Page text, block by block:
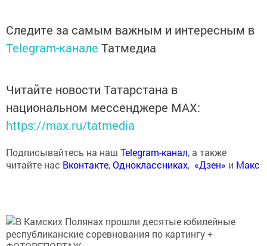
Следите за самым важным и интересным в
Telegram-канале Татмедиа
Читайте новости Татарстана в
национальном мессенджере MАХ:
https://max.ru/tatmedia
Подписывайтесь на наш Telegram-канал, а также
читайте нас Вконтакте,Одноклассниках, «Дзен» и Макс